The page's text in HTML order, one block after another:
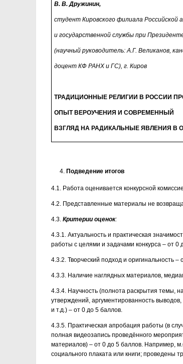
В. В. Дружинин,
студент Кировского филиала Российской
и государственной службы при
(научный руководитель: А.Г. Великанов,
доцент КФ РАНХ и ГС), г. Киров
ТРАДИЦИОННЫЕ РЕЛИГИИ В РОССИИ
ОПЫТ ВЕРОУЧЕНИЯ И СОВРЕМЕННЫЙ
ВЗГЛЯД НА РАДИКАЛЬНЫЕ ЯВЛЕНИЯ В
Подведение итогов
4.1. Работа оценивается конкурсной
4.2. Представленные материалы не
4.3. Критерии оценок:
4.3.1. Актуальность и практическая
работы с целями и задачами конкурса – от 0
4.3.2. Творческий подход и оригинальность –
4.3.3. Наличие наглядных материалов,
4.3.4. Научность (полнота раскрытия темы,
утверждений, аргументированность
и т.д.) – от 0 до 5 баллов.
4.3.5. Практическая апробация работы (в
полная видеозапись проведённого
материалов) – от 0 до 5 баллов. Например,
социального плаката или книги; проведены